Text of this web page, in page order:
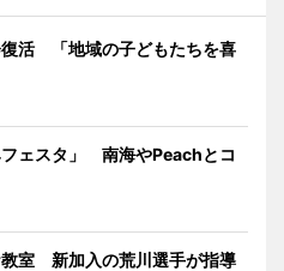
活 「地域の子どもたちを喜
ェスタ」 南海やPeachとコ
教室 新加入の荒川選手が指導